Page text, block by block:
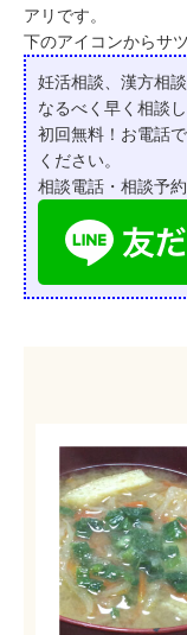
アリです。
下のアイコンからサ
妊活相談、漢方相
なるべく早く相談し
初回無料！お電話
ください。
相談電話・相談予約